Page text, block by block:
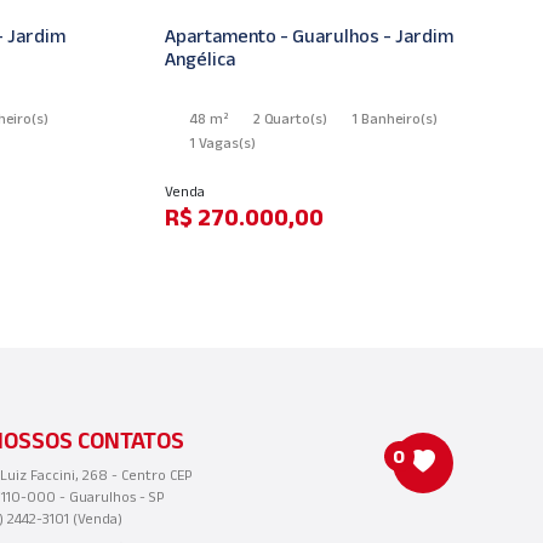
(s)
Apartamento - Guarulhos - Jardim
Angélica
48 m² 2 Quarto(s) 1 Banheiro(s)
1 Vagas(s)
Venda
R$ 270.000,00
CONTATOS
Luiz Faccini, 268 - Centro CEP
000 - Guarulhos - SP
2442-3101 (Venda)
0